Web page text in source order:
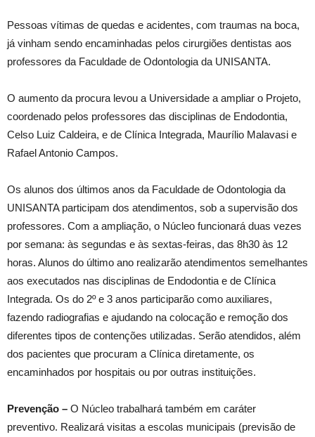
Pessoas vítimas de quedas e acidentes, com traumas na boca,
já vinham sendo encaminhadas pelos cirurgiões dentistas aos
professores da Faculdade de Odontologia da UNISANTA.
O aumento da procura levou a Universidade a ampliar o Projeto,
coordenado pelos professores das disciplinas de Endodontia,
Celso Luiz Caldeira, e de Clínica Integrada, Maurílio Malavasi e
Rafael Antonio Campos.
Os alunos dos últimos anos da Faculdade de Odontologia da
UNISANTA participam dos atendimentos, sob a supervisão dos
professores. Com a ampliação, o Núcleo funcionará duas vezes
por semana: às segundas e às sextas-feiras, das 8h30 às 12
horas. Alunos do último ano realizarão atendimentos semelhantes
aos executados nas disciplinas de Endodontia e de Clínica
Integrada. Os do 2º e 3 anos participarão como auxiliares,
fazendo radiografias e ajudando na colocação e remoção dos
diferentes tipos de contenções utilizadas. Serão atendidos, além
dos pacientes que procuram a Clínica diretamente, os
encaminhados por hospitais ou por outras instituições.
Prevenção – O Núcleo trabalhará também em caráter
preventivo. Realizará visitas a escolas municipais (previsão de